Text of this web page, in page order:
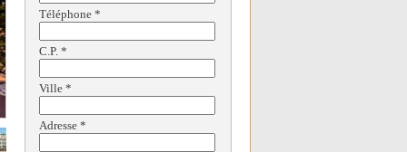
Téléphone *
C.P. *
Ville *
Adresse *